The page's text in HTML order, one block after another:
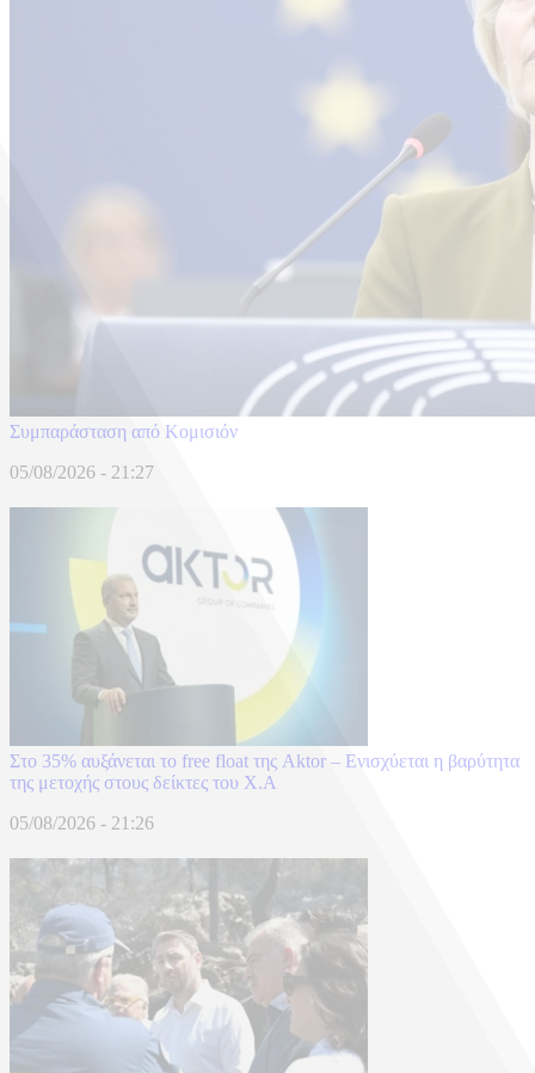
Συμπαράσταση από Κομισιόν
05/08/2026 - 21:27
Στο 35% αυξάνεται το free float της Aktor – Ενισχύεται η βαρύτητα
της μετοχής στους δείκτες του Χ.Α
05/08/2026 - 21:26